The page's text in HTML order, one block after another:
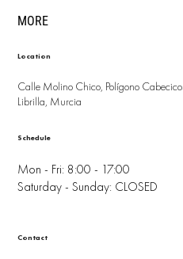
MORE
Location
Calle Molino Chico, Polígono
Librilla, Murcia
Mon - Fri: 8:00 - 17:00
Saturday - Sunday: CLOSED
Schedule
Contact